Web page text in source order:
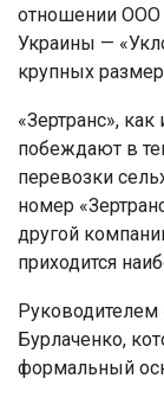
отношении ООО
Украины —
крупных
«Зертранс»,
побеждают в
перевозки
номер
другой
приходится
Бурлаченко,
формальный